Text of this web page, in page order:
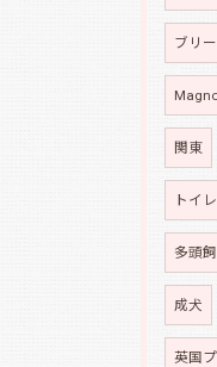
ブリ
関東
トイ
多頭
成犬
英国